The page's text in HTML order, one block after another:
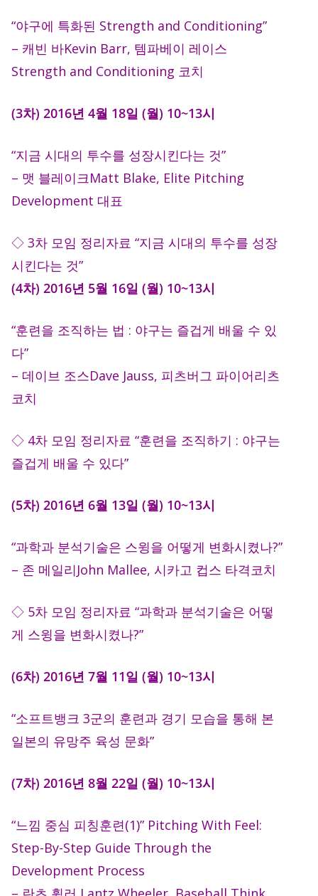
“야구에 특화된 Strength and Conditioning”
– 캐빈 바Kevin Barr, 템파베이 레이스
Strength and Conditioning 코치
(3차) 2016년 4월 18일 (월) 10~13시
“지금 시대의 투수를 성장시킨다는 것”
– 맷 블레이크Matt Blake, Elite Pitching
Development 대표
◇ 3차 모임 정리자료 “지금 시대의 투수를 성장
시킨다는 것”
(4차) 2016년 5월 16일 (월) 10~13시
“훈련을 조직하는 법 : 야구는 즐겁게 배울 수 있
다”
– 데이브 조스Dave Jauss, 피츠버그 파이어리츠
코치
◇ 4차 모임 정리자료 “훈련을 조직하기 : 야구는
즐겁게 배울 수 있다”
(5차) 2016년 6월 13일 (월) 10~13시
“과학과 분석기술은 스윙을 어떻게 변화시켰나?”
– 존 메일리John Mallee, 시카고 컵스 타격코치
◇ 5차 모임 정리자료 “과학과 분석기술은 어떻
게 스윙을 변화시켰나?”
(6차) 2016년 7월 11일 (월) 10~13시
“소프트뱅크 3군의 훈련과 경기 모습을 통해 본
일본의 유망주 육성 문화”
(7차) 2016년 8월 22일 (월) 10~13시
“느낌 중심 피칭훈련(1)” Pitching With Feel:
Step-By-Step Guide Through the
Development Process